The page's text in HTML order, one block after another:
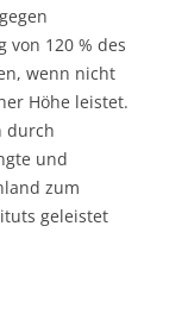
120 % des
wenn nicht
Höhe leistet.
durch
und
zum
geleistet